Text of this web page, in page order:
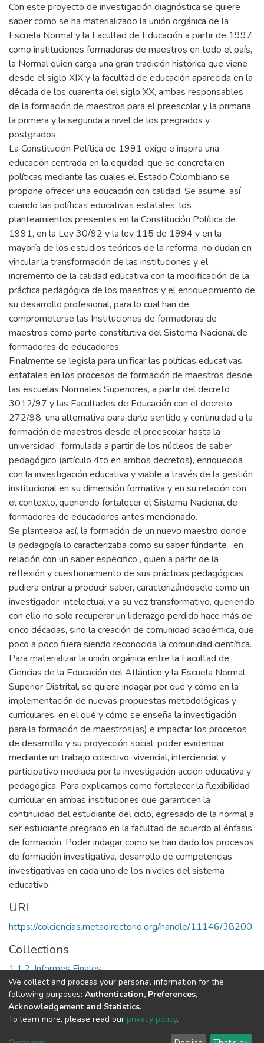
Con este proyecto de investigación diagnóstica se quiere
saber como se ha materializado la unión orgánica de la
Escuela Normal y la Facultad de Educación a partir de 1997,
como instituciones formadoras de maestros en todo el país,
la Normal quien carga una gran tradición histórica que viene
desde el siglo XIX y la facultad de educación aparecida en la
década de los cuarenta del siglo XX, ambas responsables
de la formación de maestros para el preescolar y la primaria
la primera y la segunda a nivel de los pregrados y
postgrados.
La Constitución Política de 1991 exige e inspira una
educación centrada en la equidad, que se concreta en
políticas mediante las cuales el Estado Colombiano se
propone ofrecer una educación con calidad. Se asume, así
cuando las políticas educativas estatales, los
planteamientos presentes en la Constitución Política de
1991, en la Ley 30/92 y la ley 115 de 1994 y en la
mayoría de los estudios teóricos de la reforma, no dudan en
vincular la transformación de las instituciones y el
incremento de la calidad educativa con la modificación de la
práctica pedagógica de los maestros y el enriquecimiento de
su desarrollo profesional, para lo cual han de
comprometerse las Instituciones de formadoras de
maestros como parte constitutiva del Sistema Nacional de
formadores de educadores.
Finalmente se legisla para unificar las políticas educativas
estatales en los procesos de formación de maestros desde
las escuelas Normales Superiores, a partir del decreto
3012/97 y las Facultades de Educación con el decreto
272/98, una alternativa para darle sentido y continuidad a la
formación de maestros desde el preescolar hasta la
universidad , formulada a partir de los núcleos de saber
pedagógico (artículo 4to en ambos decretos), enriquecida
con la investigación educativa y viable a través de la gestión
institucional en su dimensión formativa y en su relación con
el contexto,.queriendo fortalecer el Sistema Nacional de
formadores de educadores antes mencionado.
Se planteaba así, la formación de un nuevo maestro donde
la pedagogía lo caracterizaba como su saber fúndante , en
relación con un saber especifico , quien a partir de la
reflexión y cuestionamiento de sus prácticas pedagógicas
pudiera entrar a producir saber, caracterizándosele como un
investigador, intelectual y a su vez transformativo, queriendo
con ello no solo recuperar un liderazgo perdido hace más de
cinco décadas, sino la creación de comunidad académica, que
poco a poco fuera siendo reconocida la comunidad científica.
Para materializar la unión orgánica entre la Facultad de
Ciencias de la Educación del Atlántico y la Escuela Normal
Superior Distrital, se quiere indagar por qué y cómo en la
implementación de nuevas propuestas metodológicas y
curriculares, en el qué y cómo se enseña la investigación
para la formación de maestros(as) e impactar los procesos
de desarrollo y su proyección social, poder evidenciar
mediante un trabajo colectivo, vivencial, interciencial y
participativo mediada por la investigación acción educativa y
pedagógica. Para explicarnos como fortalecer la flexibilidad
curricular en ambas instituciones que garanticen la
continuidad del estudiante del ciclo, egresado de la normal a
ser estudiante pregrado en la facultad de acuerdo al énfasis
de formación. Poder indagar como se han dado los procesos
de formación investigativa, desarrollo de competencias
investigativas en cada uno de los niveles del sistema
educativo.
URI
https://colciencias.metadirectorio.org/handle/11146/38200
Collections
1.1.2. Informes Finales
Full item page
DSpace software copyright © 2002-2026
Cookie End User Send
We collect and process your personal information for the
following purposes: Authentication, Preferences,
Acknowledgement and Statistics.
To learn more, please read our privacy policy.